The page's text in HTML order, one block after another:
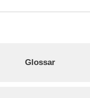
Glossar